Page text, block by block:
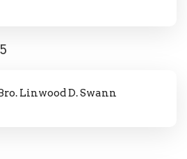
Linwood D. Swann